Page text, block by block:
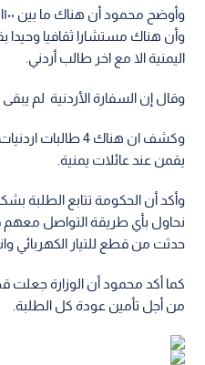
وأن هناك مستشارا ثقافيا
اليمنية الا مع اخر طالب أردني.
وقال إن السفارة الأردنية لم
وكشف ان هناك 4
يقمن عند عائلات يمنية.
وأكد أن الحكومة تتابع الطلبة
نحاول بأي طريقة التواصل
حدثت من قطع للتيار الكهربائي
كما أكد محمود أن الوزارة جعلت
من أجل تأمين عودة كل الطلبة.